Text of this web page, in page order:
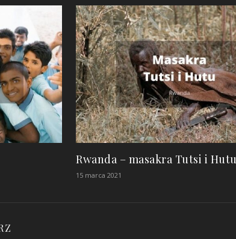
Rwanda – masakra Tutsi i Hutu
15 marca 2021